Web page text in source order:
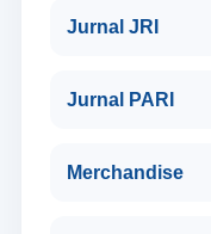
Jurnal JRI
Jurnal PARI
Merchandise